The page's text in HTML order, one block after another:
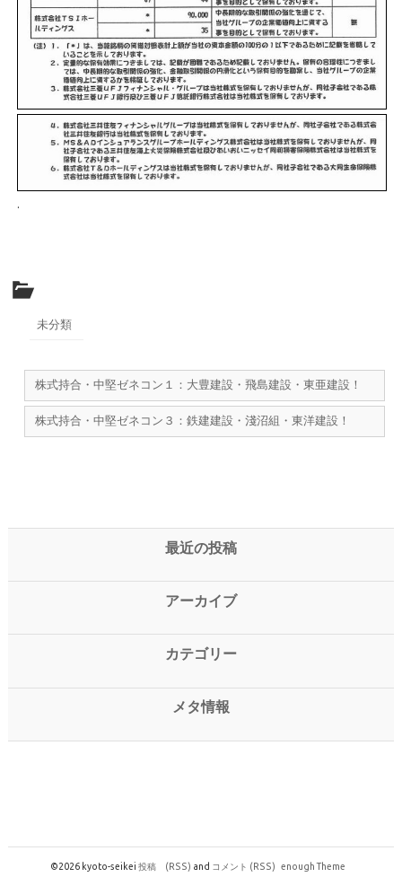
.
未分類
株式持合・中堅ゼネコン１：大豊建設・飛島建設・東亜建設！
株式持合・中堅ゼネコン３：鉄建建設・淺沼組・東洋建設！
最近の投稿
アーカイブ
カテゴリー
メタ情報
©2026 kyoto-seikei投稿 (RSS) and コメント (RSS) enough Theme